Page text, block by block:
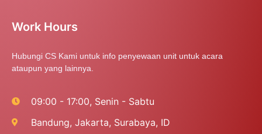
Work Hours
Hubungi CS Kami untuk info penyewaan unit untuk acara
ataupun yang lainnya.
09:00 - 17:00, Senin - Sabtu
Bandung, Jakarta, Surabaya, ID